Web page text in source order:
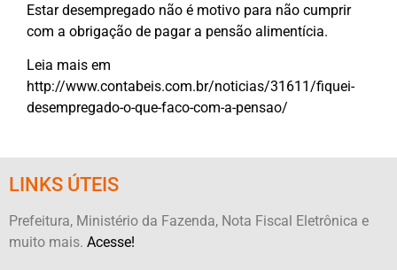
Estar desempregado não é motivo para não cumprir
com a obrigação de pagar a pensão alimentícia.
Leia mais em
http://www.contabeis.com.br/noticias/31611/fiquei-
desempregado-o-que-faco-com-a-pensao/
LINKS ÚTEIS
Prefeitura, Ministério da Fazenda, Nota Fiscal Eletrônica e
muito mais. Acesse!